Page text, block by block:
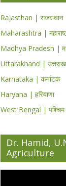
Rajasthan | राजस्थान
Maharashtra |
Madhya Pradesh |
Uttarakhand |
Karnataka | कर्नाटक
Haryana | हरियाणा
West Bengal | पश्चिम
Dr. Hamid,
Agriculture